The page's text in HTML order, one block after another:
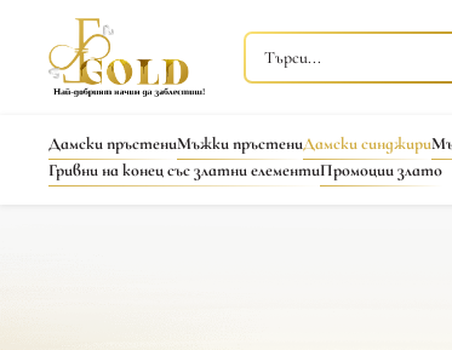
Дамски пръстениМъжки пръстениДамски синджири
Гривни на конец със златни елементиПромоции злато